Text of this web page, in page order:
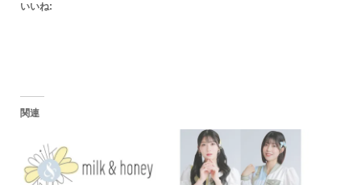
いいね:
関連